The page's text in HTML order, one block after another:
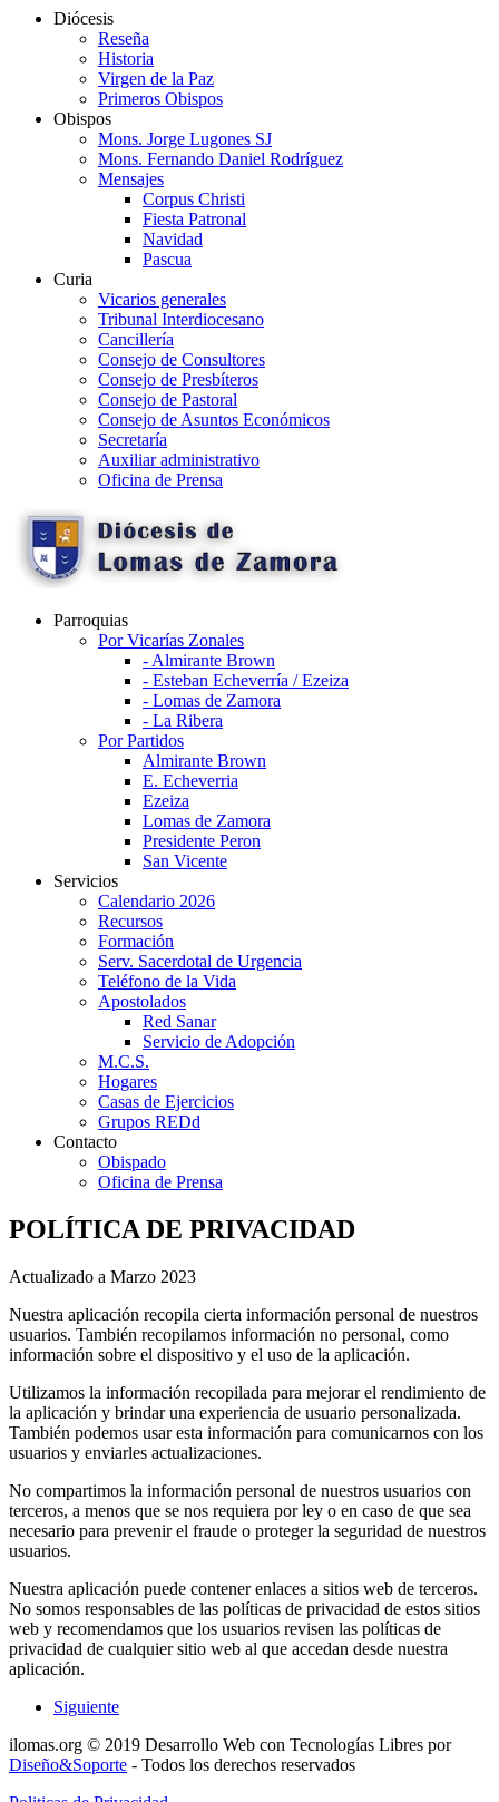
Diócesis
Reseña
Historia
Virgen de la Paz
Primeros Obispos
Obispos
Mons. Jorge Lugones SJ
Mons. Fernando Daniel Rodríguez
Mensajes
Corpus Christi
Fiesta Patronal
Navidad
Pascua
Curia
Vicarios generales
Tribunal Interdiocesano
Cancillería
Consejo de Consultores
Consejo de Presbíteros
Consejo de Pastoral
Consejo de Asuntos Económicos
Secretaría
Auxiliar administrativo
Oficina de Prensa
Parroquias
Por Vicarías Zonales
- Almirante Brown
- Esteban Echeverría / Ezeiza
- Lomas de Zamora
- La Ribera
Por Partidos
Almirante Brown
E. Echeverria
Ezeiza
Lomas de Zamora
Presidente Peron
San Vicente
Servicios
Calendario 2026
Recursos
Formación
Serv. Sacerdotal de Urgencia
Teléfono de la Vida
Apostolados
Red Sanar
Servicio de Adopción
M.C.S.
Hogares
Casas de Ejercicios
Grupos REDd
Contacto
Obispado
Oficina de Prensa
POLÍTICA DE PRIVACIDAD
Actualizado a Marzo 2023
Nuestra aplicación recopila cierta información personal de nuestros
usuarios. También recopilamos información no personal, como
información sobre el dispositivo y el uso de la aplicación.
Utilizamos la información recopilada para mejorar el rendimiento de
la aplicación y brindar una experiencia de usuario personalizada.
También podemos usar esta información para comunicarnos con los
usuarios y enviarles actualizaciones.
No compartimos la información personal de nuestros usuarios con
terceros, a menos que se nos requiera por ley o en caso de que sea
necesario para prevenir el fraude o proteger la seguridad de nuestros
usuarios.
Nuestra aplicación puede contener enlaces a sitios web de terceros.
No somos responsables de las políticas de privacidad de estos sitios
web y recomendamos que los usuarios revisen las políticas de
privacidad de cualquier sitio web al que accedan desde nuestra
aplicación.
Siguiente
ilomas.org © 2019 Desarrollo Web con Tecnologías Libres por
Diseño&Soporte - Todos los derechos reservados